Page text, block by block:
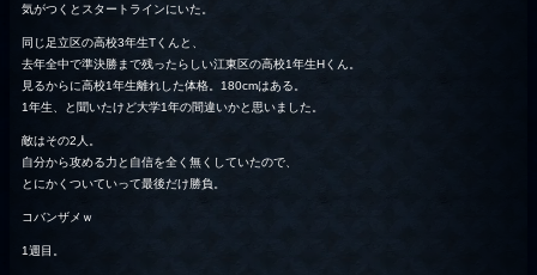
気がつくとスタートラインにいた。
同じ足立区の高校3年生Tくんと、
去年全中で準決勝まで残ったらしい江東区の高校1年生Hくん。
見るからに高校1年生離れした体格。180cmはある。
1年生、と聞いたけど大学1年の間違いかと思いました。
敵はその2人。
自分から攻める力と自信を全く無くしていたので、
とにかくついていって最後だけ勝負。
コバンザメｗ
1週目。